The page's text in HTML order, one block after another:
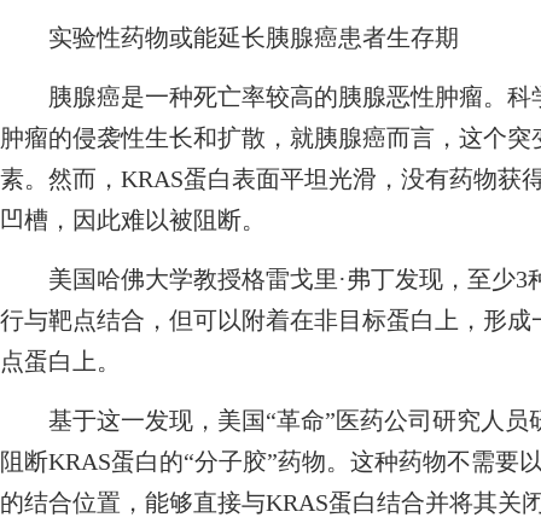
实验性药物或能延长胰腺癌患者生存期
胰腺癌是一种死亡率较高的胰腺恶性肿瘤。科
肿瘤的侵袭性生长和扩散，就胰腺癌而言，这个
素。然而，KRAS蛋白表面平坦光滑，没有药物获
凹槽，因此难以被阻断。
美国哈佛大学教授格雷戈里·弗丁发现，至少3
行与靶点结合，但可以附着在非目标蛋白上，形
点蛋白上。
基于这一发现，美国“革命”医药公司研究人员
阻断KRAS蛋白的“分子胶”药物。这种药物不需要
的结合位置，能够直接与KRAS蛋白结合并将其关